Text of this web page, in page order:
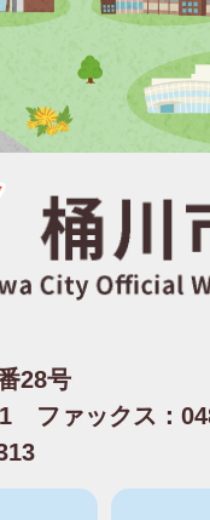
28号
ファックス：